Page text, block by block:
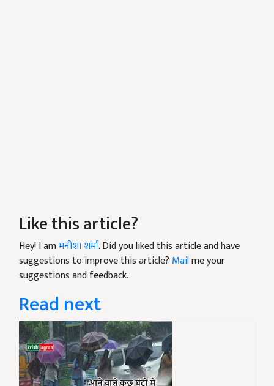
Like this article?
Hey! I amमनीशा शर्मा. Did you liked this article and have
suggestions to improve this article? Mailme your
suggestions and feedback.
Read next